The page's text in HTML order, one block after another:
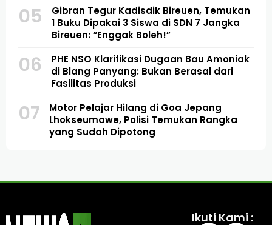
05
Gibran Tegur Kadisdik Bireuen, Temukan
1 Buku Dipakai 3 Siswa di SDN 7 Jangka
Bireuen: “Enggak Boleh!”
06
PHE NSO Klarifikasi Dugaan Bau Amoniak
di Blang Panyang: Bukan Berasal dari
Fasilitas Produksi
07
Motor Pelajar Hilang di Goa Jepang
Lhokseumawe, Polisi Temukan Rangka
yang Sudah Dipotong
Ikuti Kami :